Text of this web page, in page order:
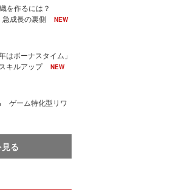
を作るには？
急成長の裏側
NEW
はボーナスタイム」
キルアップ
NEW
ゲーム特化型リワ
る